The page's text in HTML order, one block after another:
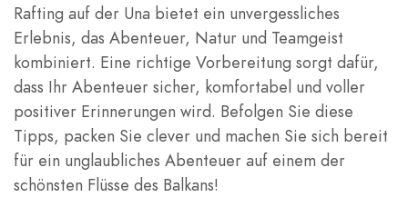
Rafting auf der Una bietet ein unvergessliches
Erlebnis, das Abenteuer, Natur und Teamgeist
kombiniert. Eine richtige Vorbereitung sorgt dafür,
dass Ihr Abenteuer sicher, komfortabel und voller
positiver Erinnerungen wird. Befolgen Sie diese
Tipps, packen Sie clever und machen Sie sich bereit
für ein unglaubliches Abenteuer auf einem der
schönsten Flüsse des Balkans!